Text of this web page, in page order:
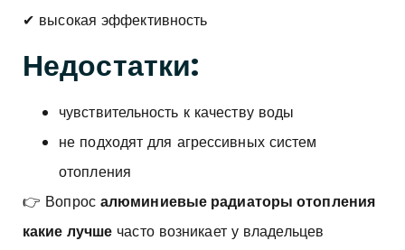
✔ высокая эффективность
Недостатки:
чувствительность к качеству воды
не подходят для агрессивных систем
отопления
👉 Вопрос алюминиевые радиаторы отопления
какие лучше часто возникает у владельцев